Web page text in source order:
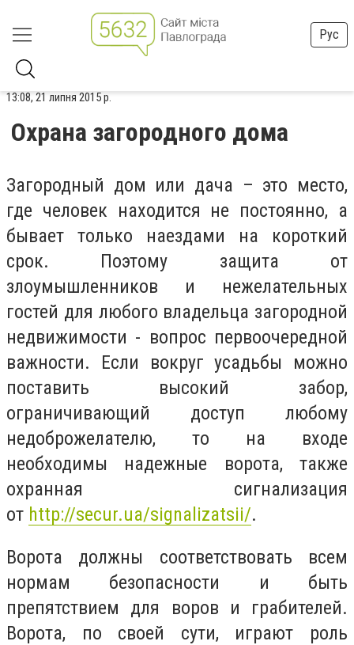
Рус
13:08, 21 липня 2015 р.
Охрана загородного дома
Загородный дом или дача – это место,
где человек находится не постоянно, а
бывает только наездами на короткий
срок. Поэтому защита от
злоумышленников и нежелательных
гостей для любого владельца загородной
недвижимости - вопрос первоочередной
важности. Если вокруг усадьбы можно
поставить высокий забор,
ограничивающий доступ любому
недоброжелателю, то на входе
необходимы надежные ворота, также
охранная сигнализация
от http://secur.ua/signalizatsii/.
Ворота должны соответствовать всем
нормам безопасности и быть
препятствием для воров и грабителей.
Ворота, по своей сути, играют роль